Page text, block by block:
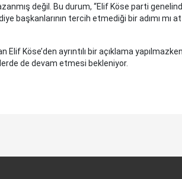
değil. Bu durum, “Elif Köse parti
başkanlarının tercih etmediği bir adımı mı
Köse’den ayrıntılı bir açıklama
de devam etmesi bekleniyor.